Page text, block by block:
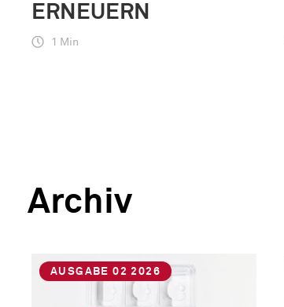
ERNEUERN
1 Min
Archiv
AUSGABE 02 2026